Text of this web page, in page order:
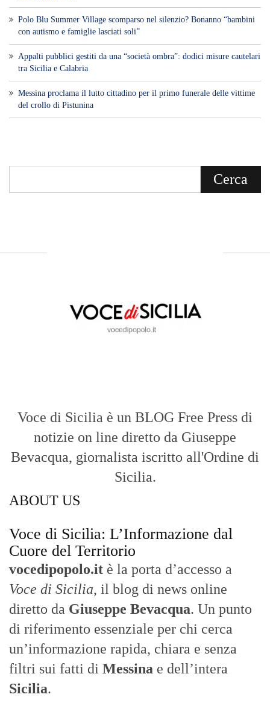
Polo Blu Summer Village scomparso nel silenzio? Bonanno “bambini
con autismo e famiglie lasciati soli”
Appalti pubblici gestiti da una “società ombra”: dodici misure cautelari
tra Sicilia e Calabria
Messina proclama il lutto cittadino per il primo funerale delle vittime
del crollo di Pistunina
Voce di Sicilia è un BLOG Free Press di
notizie on line diretto da Giuseppe
Bevacqua, giornalista iscritto all'Ordine di
Sicilia.
ABOUT US
Voce di Sicilia: L’Informazione dal
Cuore del Territorio
vocedipopolo.it è la porta d’accesso a
Voce di Sicilia, il blog di news online
diretto da Giuseppe Bevacqua. Un punto
di riferimento essenziale per chi cerca
un’informazione rapida, chiara e senza
filtri sui fatti di Messina e dell’intera
Sicilia.